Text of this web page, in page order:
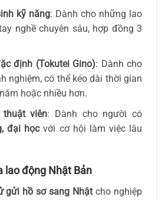
kỹ năng: Dành cho những lao
nghề chuyên sâu, hợp đồng 3
định (Tokutei Gino): Dành cho
nghiệm, có thể kéo dài thời gian
hoặc nhiều hơn.
viên: Dành cho người có
đại họcvới cơ hội làm việc lâu
lao động Nhật Bản
gửi hồ sơ sang Nhậtcho nghiệp